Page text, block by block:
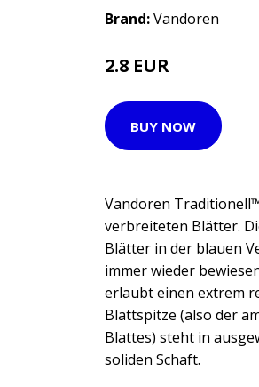
Brand:Vandoren
2.8 EUR
BUY NOW
Vandoren
verbreiteten Blätter.
Blätter in der blauen
immer wieder
erlaubt einen extrem
Blattspitze (also der
Blattes) steht in
soliden Schaft.